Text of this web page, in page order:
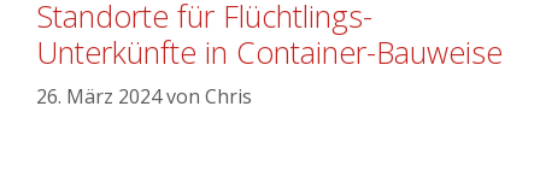
Standorte für Flüchtlings-
Unterkünfte in Container-Bauweise
26. März 2024von Chris